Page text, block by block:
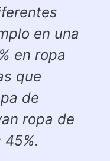
en una
en ropa
que
de
ropa de